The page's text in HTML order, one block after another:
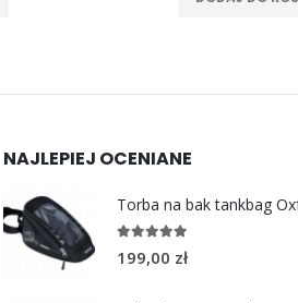
NAJLEPIEJ OCENIANE
Torba na bak tankbag
out of 5
199,00 zł